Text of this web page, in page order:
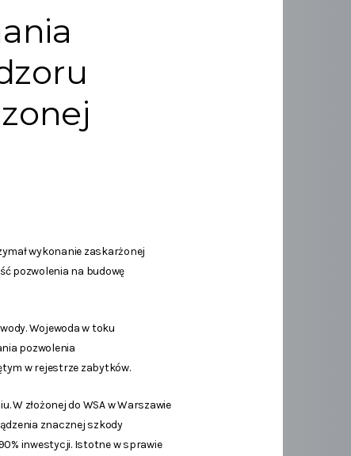
wykonanie zaskarżonej
pozwolenia na budowę
Wojewoda w toku
pozwolenia
w rejestrze zabytków.
złożonej do WSA w Warszawie
znacznej szkody
inwestycji. Istotne w sprawie